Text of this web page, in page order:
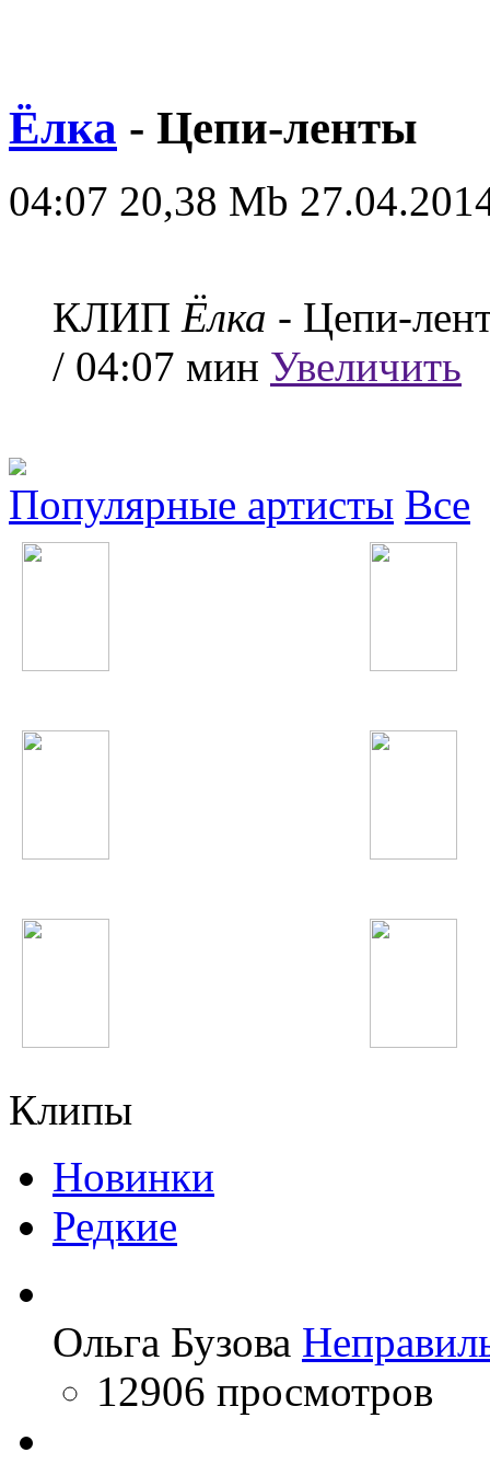
Ёлка - Цепи-ленты
04:07 20,38 Mb
КЛИП Ёлка - Цепи-
/ 04:07 мин Увеличить
Популярные артисты Все
Клипы
Новинки
Редкие
Ольга Бузова
12906 просмотров